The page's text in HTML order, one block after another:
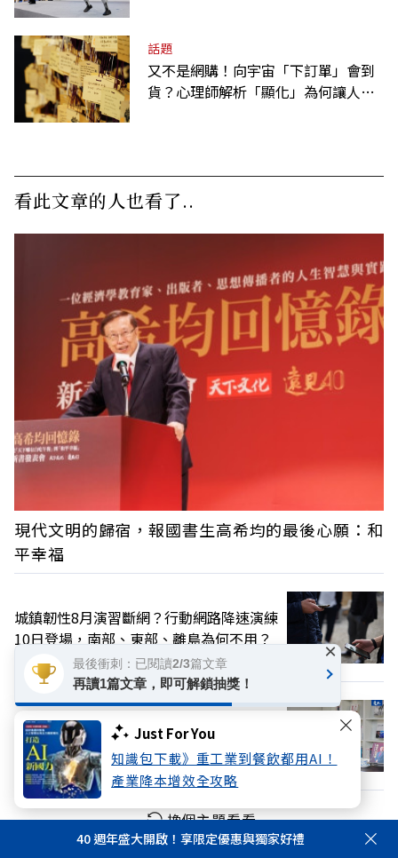
Just For You
知識包下載》重工業到餐飲都用AI！
產業降本增效全攻略
話題
又不是網購！向宇宙「下訂單」會到
貨？心理師解析「顯化」為何讓人無
看此文章的人也看了..
現代文明的歸宿，報國書生高希均的最後心願：和
平幸福
城鎮韌性8月演習斷網？行動網路降速演練
10日登場，南部、東部、離島為何不用？
緬懷高希均教授》一張單程機票，曾改變
了眷村出身的他一生命運
換個主題看看
40 週年盛大開啟！享限定優惠與獨家好禮
最後衝刺：已閱讀2/3篇文章
再讀1篇文章，即可解鎖抽獎！
×